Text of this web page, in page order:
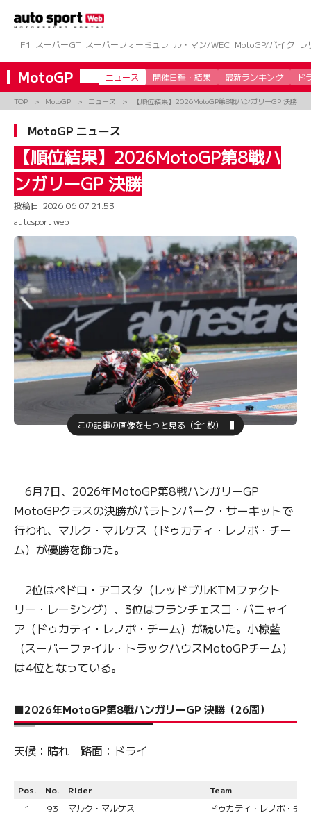
ツ
へ
ス
キ
ッ
F1 スーパーGT スーパーフォーミュラ ル・マン/WEC MotoGP/バイク ラ
MotoGP ニュース 開催日程・結果 最新ランキング ド
TOP MotoGP ニュース 【順位結果】2026MotoGP第8戦ハンガリーGP 決勝
MotoGP ニュース
【順位結果】2026MotoGP第8戦ハ
ンガリーGP 決勝
投稿日: 2026.06.07 21:53
autosport web
この記事の画像をもっと見る（全1枚）
6月7日、2026年MotoGP第8戦ハンガリーGP
MotoGPクラスの決勝がバラトンパーク・サーキットで
行われ、マルク・マルケス（ドゥカティ・レノボ・チー
ム）が優勝を飾った。
2位はペドロ・アコスタ（レッドブルKTMファクト
リー・レーシング）、3位はフランチェスコ・バニャイ
ア（ドゥカティ・レノボ・チーム）が続いた。小椋藍
（スーパーファイル・トラックハウスMotoGPチーム）
は4位となっている。
■2026年MotoGP第8戦ハンガリーGP 決勝（26周）
天候：晴れ 路面：ドライ
Pos. No. Rider
Team
1
93 マルク・マルケス
ドゥカティ・レノボ・チ